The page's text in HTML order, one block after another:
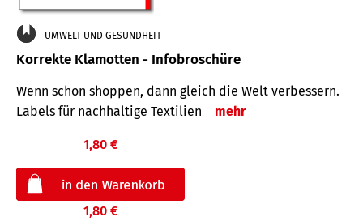
UMWELT UND GESUNDHEIT
Korrekte Klamotten - Infobroschüre
Wenn schon shoppen, dann gleich die Welt verbessern.
Labels für nachhaltige Textilien
mehr
1,80 €
1,80 €